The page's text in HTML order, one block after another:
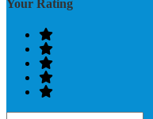
Your Rating